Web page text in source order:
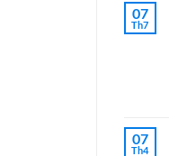
07
Th7
07
Th4